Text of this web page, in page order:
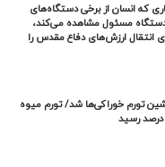
که انسان از برخی دستگاه‌های
مسئول مشاهده می‌کند،
انتقال ارزش‌های دفاع مقدس را
تورم خوراکی‌ها شد/ تورم میوه